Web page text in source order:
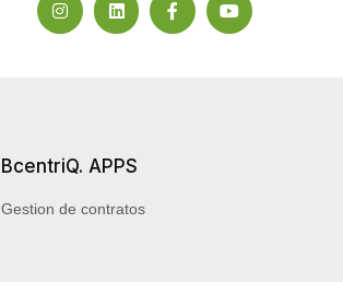
BcentriQ. APPS
Gestion de contratos